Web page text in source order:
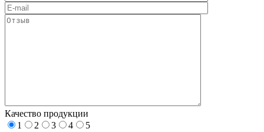
Качество продукции
1
2 3 4
5